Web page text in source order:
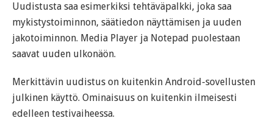
Uudistusta saa esimerkiksi tehtäväpalkki, joka saa
mykistystoiminnon, säätiedon näyttämisen ja uuden
jakotoiminnon. Media Player ja Notepad puolestaan
saavat uuden ulkonäön.
Merkittävin uudistus on kuitenkin Android-sovellusten
julkinen käyttö. Ominaisuus on kuitenkin ilmeisesti
edelleen testivaiheessa.